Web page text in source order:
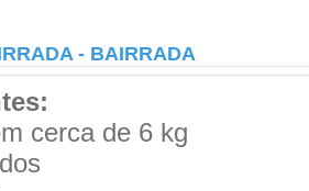
- BAIRRADA
cerca de 6 kg